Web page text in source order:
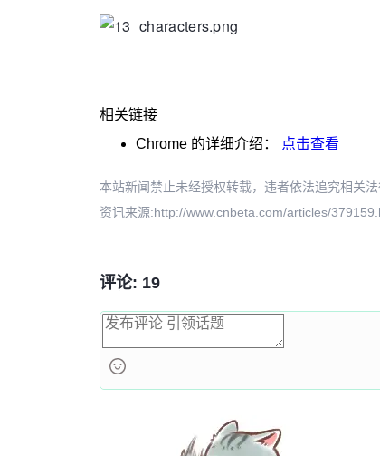
相关链接
Chrome 的详细介绍： 点击查看
本站新闻禁止未经授权转载，违者依法追究相关
资讯来源:http://www.cnbeta.com/articles/
评论: 19